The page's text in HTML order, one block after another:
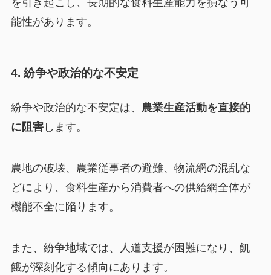
能性があります。
4. 紛争や政治的な不安定
紛争や政治的な不安定は、 農業生産活動を直接的
に阻害します。
農地の破壊、農業従事者の避難、物流網の混乱な
どにより、食料生産から消費者への供給網全体が
機能不全に陥ります。
また、紛争地域では、人道支援が困難になり、飢
餓が深刻化する傾向にあります。